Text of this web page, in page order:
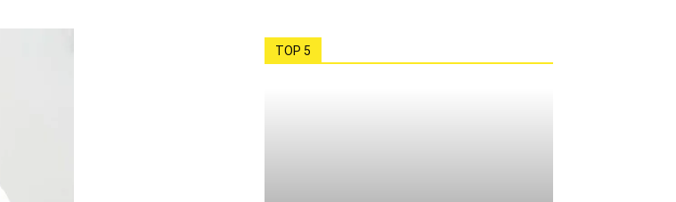
TOP 5